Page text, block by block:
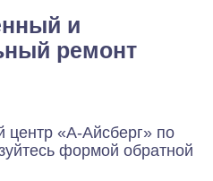
и
ремонт
центр «А-Айсберг» по
формой обратной